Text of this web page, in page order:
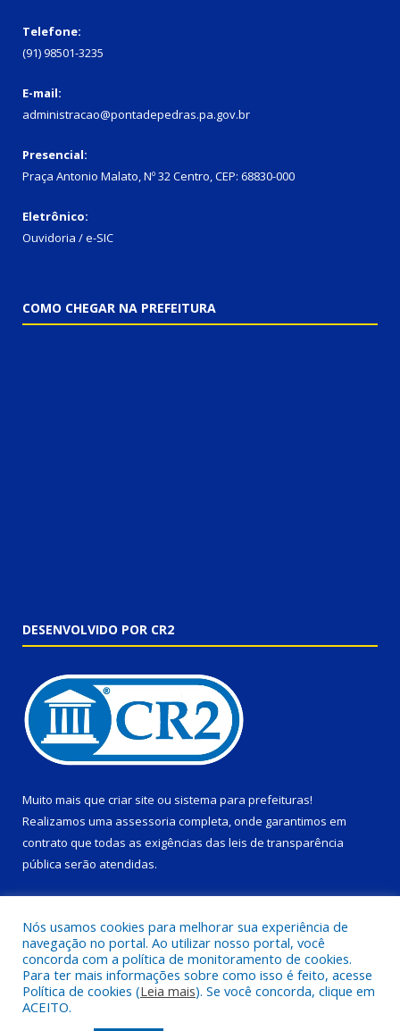
Telefone:
(91) 98501-3235
E-mail:
administracao@pontadepedras.pa.gov.br
Presencial:
Praça Antonio Malato, Nº 32 Centro, CEP: 68830-000
Eletrônico:
Ouvidoria / e-SIC
COMO CHEGAR NA PREFEITURA
DESENVOLVIDO POR CR2
Muito mais que criar site ou sistema para prefeituras!
Realizamos uma assessoria completa, onde garantimos em
contrato que todas as exigências das leis de transparência
pública serão atendidas.
Todos os direitos reservados a Prefeitura Municipal de Ponta de
Nós usamos cookies para melhorar sua experiência de
navegação no portal. Ao utilizar nosso portal, você
concorda com a política de monitoramento de cookies.
Para ter mais informações sobre como isso é feito, acesse
Política de cookies (Leia mais). Se você concorda, clique em
ACEITO.